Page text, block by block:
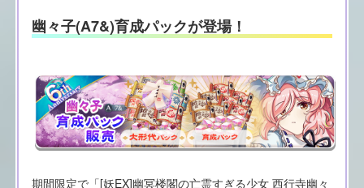
幽々子(A7&)育成パックが登場！
期間限定で「[妖EX]幽冥楼閣の亡霊すぎる少女 西行寺幽々